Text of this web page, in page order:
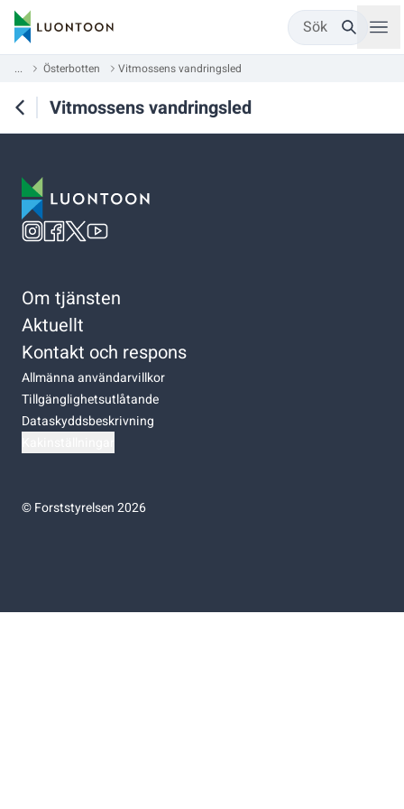
Sök
... Österbotten Vitmossens vandringsled
Vitmossens vandringsled
Om tjänsten
Aktuellt
Kontakt och respons
Allmänna användarvillkor
Tillgänglighetsutlåtande
Dataskyddsbeskrivning
©Forststyrelsen 2026